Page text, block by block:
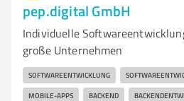
pep.digital GmbH
Individuelle
große Unternehmen
SOFTWAREENTWICKLUNG
MOBILE-APPS BACKEND